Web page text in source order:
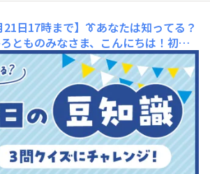
21日17時まで】👔あなたは知ってる？
とものみなさま、こんにちは！初夏
いますが、いかがお過ごしでしょうか
もうすぐ「父の日」ですね👔✨今回
もっと楽しめるよう、「父の日クイ
た🎉✨ご自身の知識試しとしてはもち
なさまでワイワイお話ししながら、気